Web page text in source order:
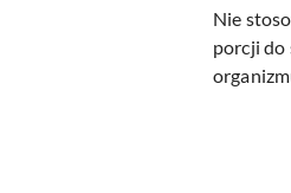
Nie
porcji do